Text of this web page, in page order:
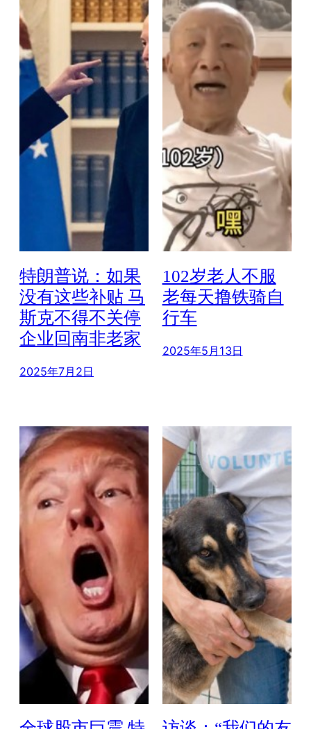
特朗普说：如果
没有这些补贴 马
斯克不得不关停
企业回南非老家
2025年7月2日
102岁老人不服
老每天撸铁骑自
行车
2025年5月13日